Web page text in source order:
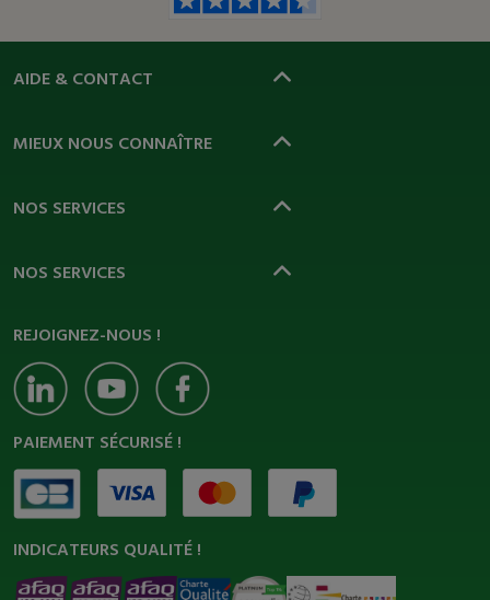
AIDE & CONTACT
MIEUX NOUS CONNAÎTRE
NOS SERVICES
NOS SERVICES
REJOIGNEZ-NOUS !
PAIEMENT SÉCURISÉ !
INDICATEURS QUALITÉ !